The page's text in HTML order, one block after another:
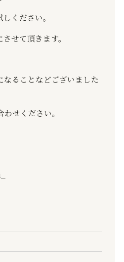
ください。
せて頂きます。
なることなどございました
せください。